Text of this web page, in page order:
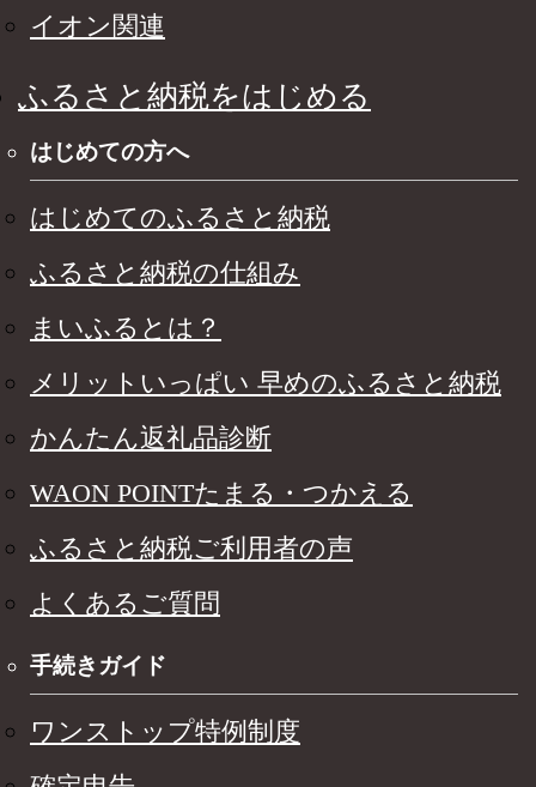
イオン関連
ふるさと納税をはじめる
はじめての方へ
はじめてのふるさと納税
ふるさと納税の仕組み
まいふるとは？
メリットいっぱい 早めのふるさと納税
かんたん返礼品診断
WAON POINTたまる・つかえる
ふるさと納税ご利用者の声
よくあるご質問
手続きガイド
ワンストップ特例制度